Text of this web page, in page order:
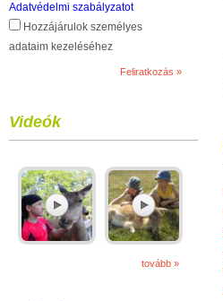
Adatvédelmi szabályzatot
Hozzájárulok személyes
adataim kezeléséhez
Videók
tovább »